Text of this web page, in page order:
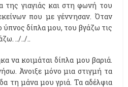
της γιαγιάς και στη φωνή του
που με γέννησαν. Όταν
ύπνος δίπλα μου, του βγάζω τις
../../..
να κοιμάται δίπλα μου βαριά.
Άνοιξε μόνο μια στιγμή τα
τη μάνα μου γριά. Τα αδέλφια